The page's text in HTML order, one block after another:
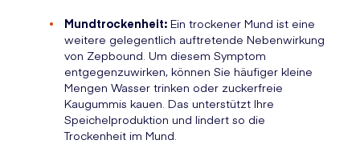
Mundtrockenheit: Ein trockener Mund ist eine
weitere gelegentlich auftretende Nebenwirkung
von Zepbound. Um diesem Symptom
entgegenzuwirken, können Sie häufiger kleine
Mengen Wasser trinken oder zuckerfreie
Kaugummis kauen. Das unterstützt Ihre
Speichelproduktion und lindert so die
Trockenheit im Mund.